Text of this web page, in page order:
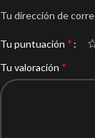
Tu dirección de
Tu puntuación *
Tu valoración *